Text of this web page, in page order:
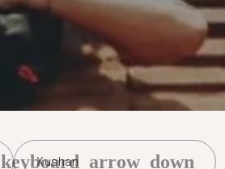
Xushan
keyboard_arrow_down